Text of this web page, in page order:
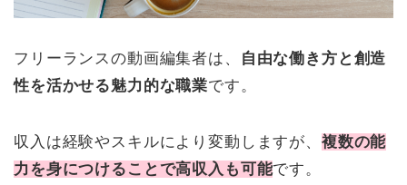
フリーランスの動画編集者は、
自由な働き方と創造
性を活かせる魅力的な職業です。
収入は経験やスキルにより変動しますが、 複数の能
力を身につけることで高収入も可能です。